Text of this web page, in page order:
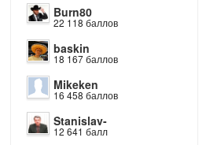
Burn80
22 118 баллов
baskin
18 167 баллов
Mikeken
16 458 баллов
Stanislav-
12 641 балл